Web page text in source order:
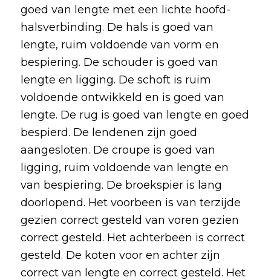
goed van lengte met een lichte hoofd-
halsverbinding. De hals is goed van
lengte, ruim voldoende van vorm en
bespiering. De schouder is goed van
lengte en ligging. De schoft is ruim
voldoende ontwikkeld en is goed van
lengte. De rug is goed van lengte en goed
bespierd. De lendenen zijn goed
aangesloten. De croupe is goed van
ligging, ruim voldoende van lengte en
van bespiering. De broekspier is lang
doorlopend. Het voorbeen is van terzijde
gezien correct gesteld van voren gezien
correct gesteld. Het achterbeen is correct
gesteld. De koten voor en achter zijn
correct van lengte en correct gesteld. Het